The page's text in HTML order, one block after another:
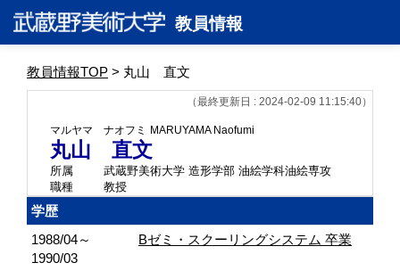
教員情報
教員情報TOP > 丸山 直文
（最終更新日 : 2024-02-09 11:15:40）
マルヤマ ナオフミ MARUYAMA Naofumi
丸山 直文
所属
武蔵野美術大学 造形学部 油絵学科油絵専攻
職種
教授
学歴
1988/04～
1990/03
Bゼミ・スクーリングシステム 卒業